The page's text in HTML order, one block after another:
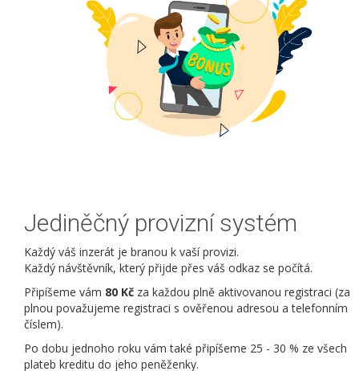
Jediněčný provizní systém
Každý váš inzerát je branou k vaší provizi.
Každý návštěvník, který přijde přes váš odkaz se počítá.
Připíšeme vám 80 Kč za každou plně aktivovanou registraci (za
plnou považujeme registraci s ověřenou adresou a telefonním
číslem).
Po dobu jednoho roku vám také připíšeme 25 - 30 % ze všech
plateb kreditu do jeho peněženky.